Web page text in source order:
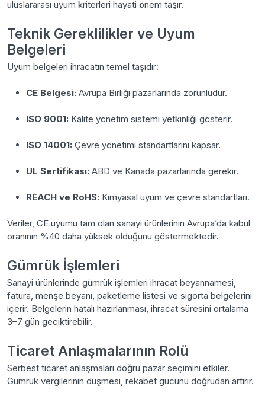
uluslararası uyum kriterleri hayati önem taşır.
Teknik Gereklilikler ve Uyum
Belgeleri
Uyum belgeleri ihracatın temel taşıdır:
CE Belgesi: Avrupa Birliği pazarlarında zorunludur.
ISO 9001: Kalite yönetim sistemi yetkinliği gösterir.
ISO 14001: Çevre yönetimi standartlarını kapsar.
UL Sertifikası: ABD ve Kanada pazarlarında gerekir.
REACH ve RoHS: Kimyasal uyum ve çevre standartları.
Veriler, CE uyumu tam olan sanayi ürünlerinin Avrupa’da kabul
oranının %40 daha yüksek olduğunu göstermektedir.
Gümrük İşlemleri
Sanayi ürünlerinde gümrük işlemleri ihracat beyannamesi,
fatura, menşe beyanı, paketleme listesi ve sigorta belgelerini
içerir. Belgelerin hatalı hazırlanması, ihracat süresini ortalama
3–7 gün geciktirebilir.
Ticaret Anlaşmalarının Rolü
Serbest ticaret anlaşmaları doğru pazar seçimini etkiler.
Gümrük vergilerinin düşmesi, rekabet gücünü doğrudan artırır.